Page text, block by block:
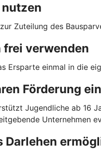
Zuteilung des
frei verwenden
Ersparte einmal in die
Förderung
Jugendliche ab 16
Unternehmen
Darlehen